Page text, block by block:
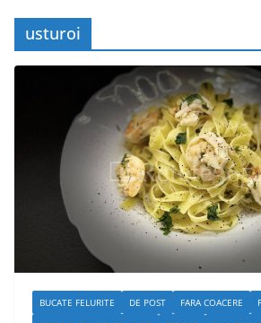
usturoi
BUCATE FELURITE DE POST FARA COACERE